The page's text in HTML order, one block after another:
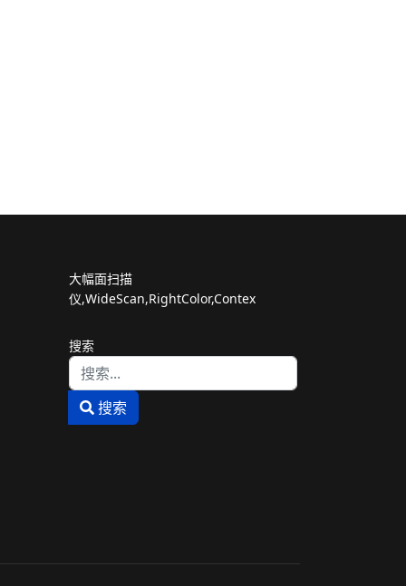
大幅面扫描
仪,WideScan,RightColor,Contex
搜索
Type 2 or more characters for results.
搜索